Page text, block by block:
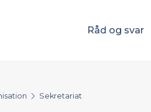
Råd og svar
Sekretariat